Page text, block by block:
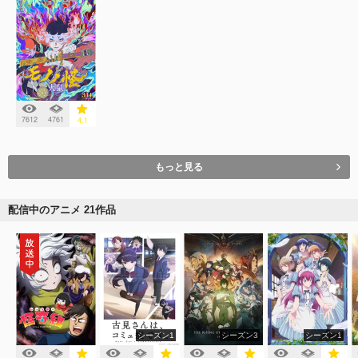
7612 4761 4.1
もっと見る
配信中のアニメ 21作品
シーズン1 シーズン3 シーズン1